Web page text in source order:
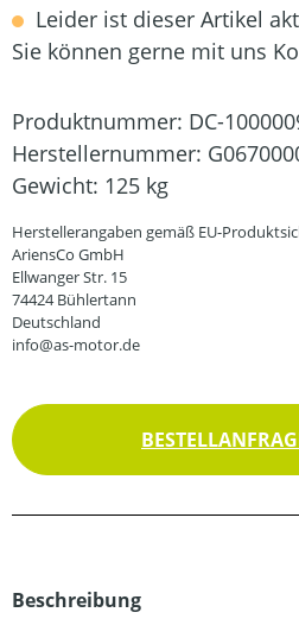
Leider ist dieser Artikel
Sie können gerne mit uns
Produktnummer: DC-
Herstellernummer:
Gewicht: 125 kg
Herstellerangaben gemäß EU-
AriensCo GmbH
Ellwanger Str. 15
74424 Bühlertann
Deutschland
info@as-motor.de
Beschreibung